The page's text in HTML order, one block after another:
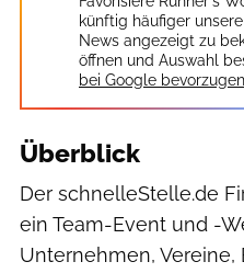
künftig häufiger
News angezeigt zu
öffnen und Auswahl
bei Google
Überblick
Der schnelleStelle.de
ein Team-Event und -
Unternehmen,